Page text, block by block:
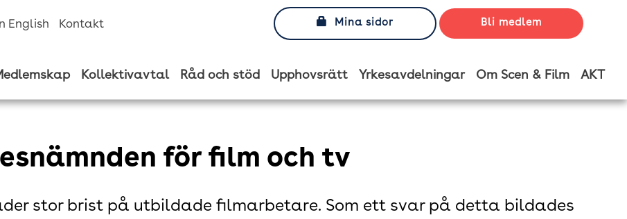
In English Kontakt Mina sidor Bli medlem
Kollektivavtal Råd och stöd Upphovsrätt Yrkesavdelningar Om Scen & Film AKT
för film och tv
stor brist på utbildade filmarbetare. Som ett svar på detta bildades